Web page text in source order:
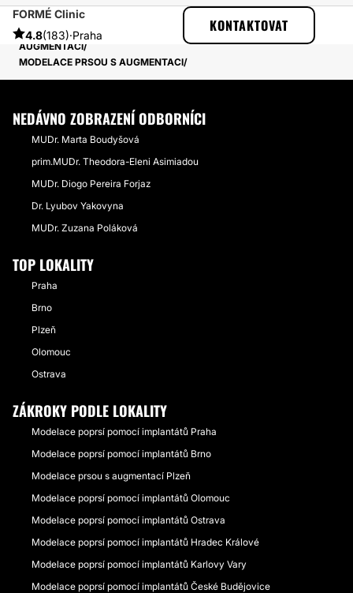
FORMÉ Clinic
4.8(183)·Praha
KONTAKTOVAT
ESTHETICON
PŘÍBĚHY TÝKAJÍCÍ SE ZÁKROKU MODELACE PRSOU S
AUGMENTACÍ
MODELACE PRSOU S AUGMENTACI
NEDÁVNO ZOBRAZENÍ ODBORNÍCI
MUDr. Marta Boudyšová
prim.MUDr. Theodora-Eleni Asimiadou
MUDr. Diogo Pereira Forjaz
Dr. Lyubov Yakovyna
MUDr. Zuzana Poláková
TOP LOKALITY
Praha
Brno
Plzeň
Olomouc
Ostrava
ZÁKROKY PODLE LOKALITY
Modelace poprsí pomocí implantátů Praha
Modelace poprsí pomocí implantátů Brno
Modelace prsou s augmentací Plzeň
Modelace poprsí pomocí implantátů Olomouc
Modelace poprsí pomocí implantátů Ostrava
Modelace poprsí pomocí implantátů Hradec Králové
Modelace poprsí pomocí implantátů Karlovy Vary
Modelace poprsí pomocí implantátů České Budějovice